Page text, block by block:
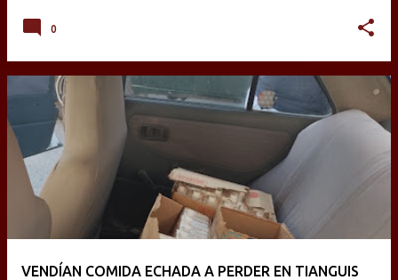
0
VENDÍAN COMIDA ECHADA A PERDER EN TIANGUIS